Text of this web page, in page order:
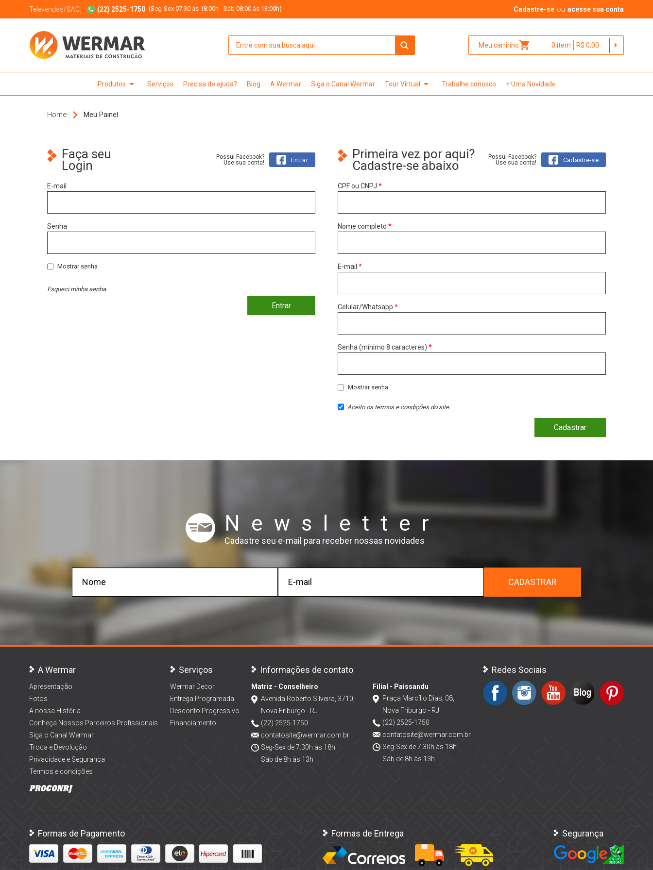
Televendas/SAC: (22) 2525-1750 (Seg-Sex 07:30 às 18:00h - Sáb 08:00 às 13:00h) Cadastre-se ou acesse sua conta
Meu carrinhoshopping_cart 0item R$ 0,00 arrow_right
Produtos arrow_drop_down Serviços Precisa de ajuda? Blog A Wermar Siga o Canal Wermar Tour Virtual arrow_drop_down Trabalhe conosco + Uma Novidade
Home Meu Painel
Faça seu
Login
Possui Facebook?
Use sua conta!
Entrar
E-mail
Senha
Mostrar senha
Esqueci minha senha
Entrar
Primeira vez por aqui?
Cadastre-se abaixo
Possui Facebook?
Use sua conta!
Cadastre-se
CPF ou CNPJ *
Nome completo *
E-mail *
Celular/Whatsapp *
Senha (mínimo 8 caracteres) *
Mostrar senha
Aceito os termos e condiçõesdo site.
Cadastrar
Newsletter
Cadastre seu e-mail para receber nossas novidades
CADASTRAR
A Wermar
Apresentação
Fotos
A nossa História
Conheça Nossos Parceiros Profissionais
Siga o Canal Wermar
Troca e Devolução
Privacidade e Segurança
Termos e condições
Serviços
Wermar Decor
Entrega Programada
Desconto Progressivo
Financiamento
Informações de contato
Matriz - Conselheiro
Avenida Roberto Silveira, 3710,
Nova Friburgo - RJ
(22) 2525-1750
contatosite@wermar.com.br
Seg-Sex de 7:30h às 18h
Sáb de 8h às 13h
Filial - Paissandu
Praça Marcílio Dias, 08,
Nova Friburgo - RJ
(22) 2525-1750
contatosite@wermar.com.br
Seg-Sex de 7:30h às 18h
Sáb de 8h às 13h
Redes Sociais
Formas de Pagamento Formas de Entrega Segurança